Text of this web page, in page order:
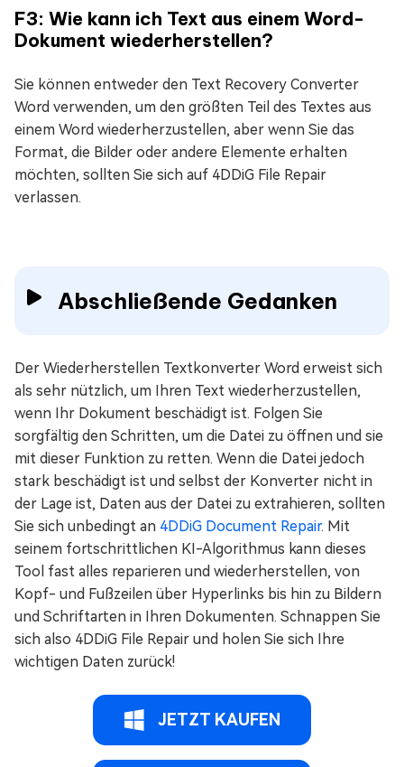
F3: Wie kann ich Text aus einem Word-
Dokument wiederherstellen?
Sie können entweder den Text Recovery Converter
Word verwenden, um den größten Teil des Textes aus
einem Word wiederherzustellen, aber wenn Sie das
Format, die Bilder oder andere Elemente erhalten
möchten, sollten Sie sich auf 4DDiG File Repair
verlassen.
Abschließende Gedanken
Der Wiederherstellen Textkonverter Word erweist sich
als sehr nützlich, um Ihren Text wiederherzustellen,
wenn Ihr Dokument beschädigt ist. Folgen Sie
sorgfältig den Schritten, um die Datei zu öffnen und sie
mit dieser Funktion zu retten. Wenn die Datei jedoch
stark beschädigt ist und selbst der Konverter nicht in
der Lage ist, Daten aus der Datei zu extrahieren, sollten
Sie sich unbedingt an 4DDiG Document Repair. Mit
seinem fortschrittlichen KI-Algorithmus kann dieses
Tool fast alles reparieren und wiederherstellen, von
Kopf- und Fußzeilen über Hyperlinks bis hin zu Bildern
und Schriftarten in Ihren Dokumenten. Schnappen Sie
sich also 4DDiG File Repair und holen Sie sich Ihre
wichtigen Daten zurück!
JETZT KAUFEN